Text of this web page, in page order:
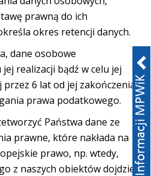
prawną do ich
okres retencji danych.
dane osobowe
realizacji bądź w celu jej
6 lat od jej zakończenia
prawa podatkowego.
Państwa dane ze
prawne, które nakłada na
prawo, np. wtedy,
z naszych obiektów dojdzie